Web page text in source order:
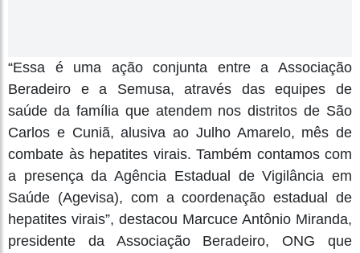
“Essa é uma ação conjunta entre a Associação
Beradeiro e a Semusa, através das equipes de
saúde da família que atendem nos distritos de São
Carlos e Cuniã, alusiva ao Julho Amarelo, mês de
combate às hepatites virais. Também contamos com
a presença da Agência Estadual de Vigilância em
Saúde (Agevisa), com a coordenação estadual de
hepatites virais”, destacou Marcuce Antônio Miranda,
presidente da Associação Beradeiro, ONG que